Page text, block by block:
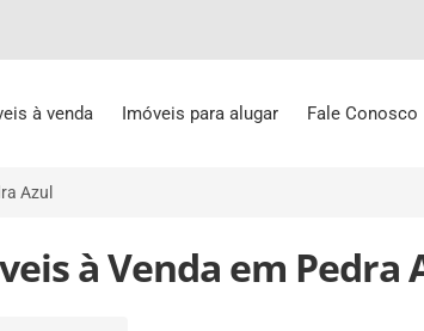
à venda Imóveis para alugar Fale Conosco
Azul
à Venda em Pedra